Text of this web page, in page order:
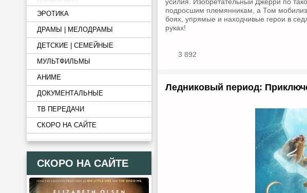
ЭРОТИКА
ДРАМЫ | МЕЛОДРАМЫ
ДЕТСКИЕ | СЕМЕЙНЫЕ
МУЛЬТФИЛЬМЫ
АНИМЕ
ДОКУМЕНТАЛЬНЫЕ
ТВ ПЕРЕДАЧИ
СКОРО НА САЙТЕ
СКОРО НА САЙТЕ
подросшим племянникам, а Том
боях, упрямые и находчивые герои в
руках!
3 892
Ледниковый период: